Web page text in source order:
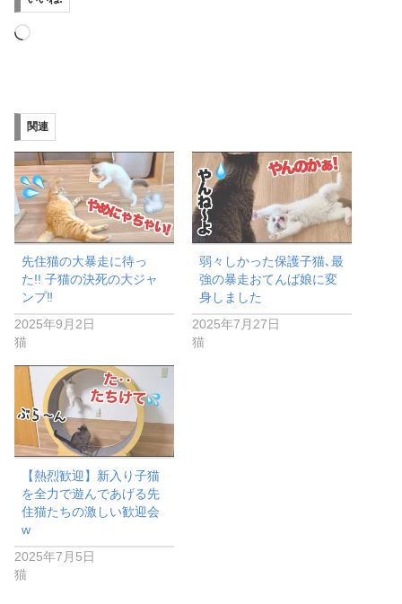
読
み
中…
関連
先住猫の大暴走に待っ
た!! 子猫の決死の大ジャ
ンプ‼︎
2025年9月2日
猫
弱々しかった保護子猫､最
強の暴走おてんば娘に変
身しました
2025年7月27日
猫
【熱烈歓迎】新入り子猫
を全力で遊んであげる先
住猫たちの激しい歓迎会
w
2025年7月5日
猫